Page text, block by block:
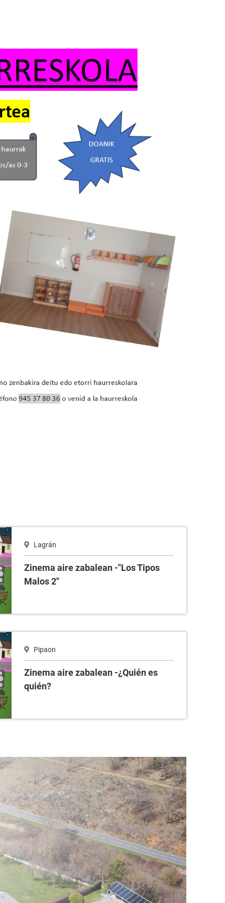
Malos 2"
Lagrán
Zinema aire zabalean -"Los Tipos
Malos 2"
Pipaon
Zinema aire zabalean -¿Quién es
quién?